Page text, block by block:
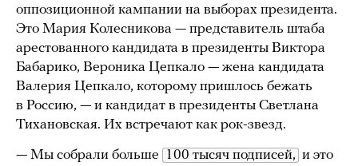
оппозиционной кампании на выборах президента.
Это Мария Колесникова — представитель штаба
арестованного кандидата в президенты Виктора
Бабарико, Вероника Цепкало — жена кандидата
Валерия Цепкало, которому пришлось бежать
в Россию, — и кандидат в президенты Светлана
Тихановская. Их встречают как рок-звезд.
— Мы собрали больше
100 тысяч подписей, и это